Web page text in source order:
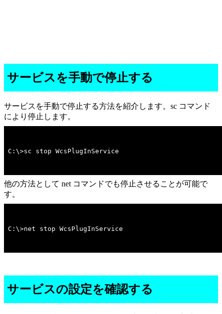
サービスを手動で停止する
サービスを手動で停止する方法を紹介します。sc コマンド
により停止します。
C:\>sc stop WcsPlugInService
他の方法として net コマンドでも停止させることが可能で
す。
C:\>net stop WcsPlugInService
サービスの設定を確認する